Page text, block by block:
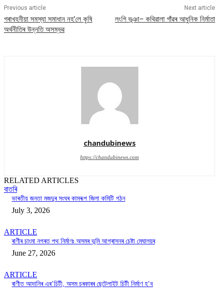
Previous article
গৰাখহনীয়া সমস্যা সমাধান নহ’লে কৃষি
অৰ্থনীতিৰ উন্নতি অসম্ভৱ
Next article
লংগি ভূঞা– কথিৱালা গাঁৱৰ আধুনিক নিৰ্মাতা
chandubinews
https://chandubinews.com
RELATED ARTICLES
বাতৰি
ভাৰতীয় জনতা মজদুৰ সংঘৰ কামৰূপ জিলা কমিটি গঠন
July 3, 2026
ARTICLE
ৰাণীৰ চাংমা নগৰত পথ নিৰ্মাণঃ অসমৰ ভূমি আগ্ৰাসনৰ চেষ্টা মেঘালয়ৰ
June 27, 2026
ARTICLE
ৰাণীত আদানিৰ এৰ’চিটী, অসম চৰকাৰৰ ছেটেলাইট চিটী নিৰ্মাণ হ’ব